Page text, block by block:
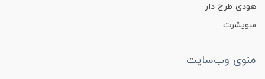
هودی طرح دار
سویشرت
منوی وب‌سایت